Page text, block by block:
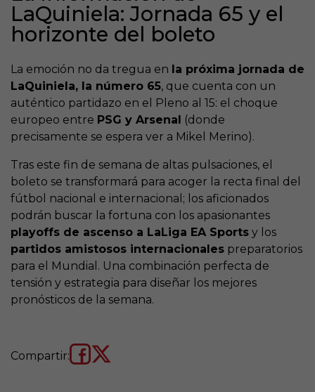
LaQuiniela: Jornada 65 y el
horizonte del boleto
La emoción no da tregua en la próxima jornada de
LaQuiniela, la número 65, que cuenta con un
auténtico partidazo en el Pleno al 15: el choque
europeo entre PSG y Arsenal
(donde
precisamente se espera ver a Mikel Merino).
Tras este fin de semana de altas pulsaciones, el
boleto se transformará para acoger la recta final del
fútbol nacional e internacional; los aficionados
podrán buscar la fortuna con los apasionantes
playoffs de ascenso a LaLiga EA Sports y los
partidos amistosos internacionales preparatorios
para el Mundial. Una combinación perfecta de
tensión y estrategia para diseñar los mejores
pronósticos de la semana.
Compartir: